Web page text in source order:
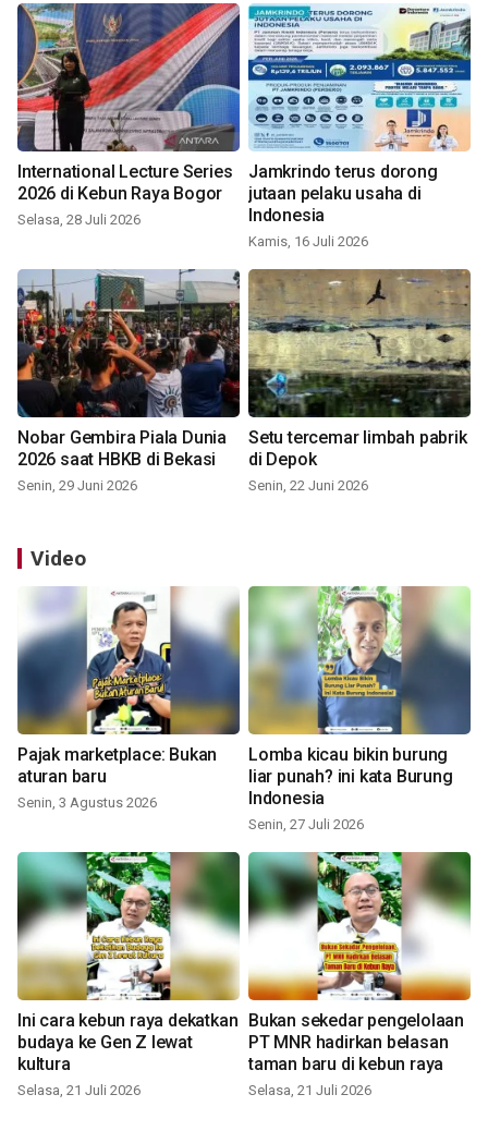
International Lecture Series
2026 di Kebun Raya Bogor
Selasa, 28 Juli 2026
Jamkrindo terus dorong
jutaan pelaku usaha di
Indonesia
Kamis, 16 Juli 2026
Nobar Gembira Piala Dunia
2026 saat HBKB di Bekasi
Senin, 29 Juni 2026
Setu tercemar limbah pabrik
di Depok
Senin, 22 Juni 2026
Video
Pajak marketplace: Bukan
aturan baru
Senin, 3 Agustus 2026
Lomba kicau bikin burung
liar punah? ini kata Burung
Indonesia
Senin, 27 Juli 2026
Ini cara kebun raya dekatkan
budaya ke Gen Z lewat
kultura
Selasa, 21 Juli 2026
Bukan sekedar pengelolaan
PT MNR hadirkan belasan
taman baru di kebun raya
Selasa, 21 Juli 2026